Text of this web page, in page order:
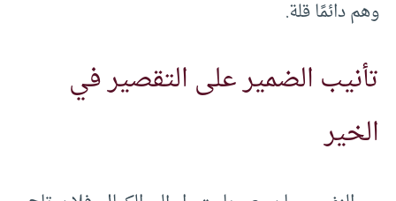
وهم دائمًا قلة.
تأنيب الضمير على التقصير في
الخير